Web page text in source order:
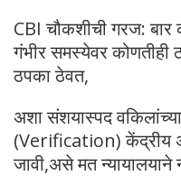
CBI चौकशीची गरज:
गंभीर समस्येवर कोणतीही
ठपका ठेवत,
अशा संशयास्पद
(Verification) केंद्रीय
जावी,असे मत न्यायालयाने